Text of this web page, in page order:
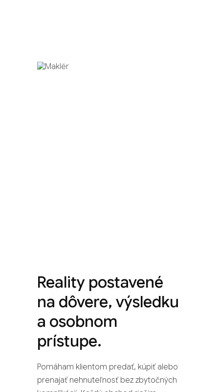
Reality postavené
na dôvere, výsledku
a osobnom
prístupe.
Pomáham klientom predať, kúpiť alebo
prenajať nehnuteľnosť bez zbytočných